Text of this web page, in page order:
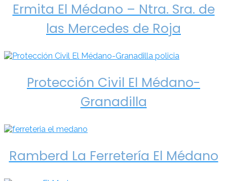
Ermita El Médano – Ntra. Sra. de
las Mercedes de Roja
Protección Civil El Médano-
Granadilla
Ramberd La Ferretería El Médano